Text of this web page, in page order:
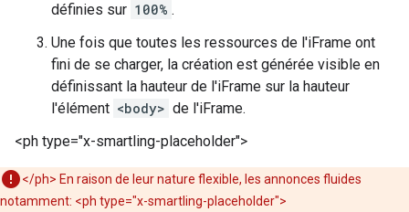
définies sur 100% .
Une fois que toutes les ressources de l'iFrame ont
fini de se charger, la création est générée visible en
définissant la hauteur de l'iFrame sur la hauteur
l'élément <body> de l'iFrame.
<ph type="x-smartling-placeholder">
</ph> En raison de leur nature flexible, les annonces fluides
notamment: <ph type="x-smartling-placeholder">